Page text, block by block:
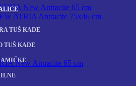
TUŠ KADE
TUŠ KADE
New Antracite 65 cm